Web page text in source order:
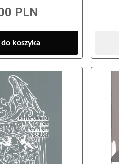
PLN
do koszyka